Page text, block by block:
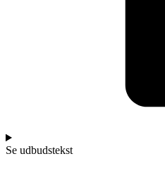
Se udbudstekst